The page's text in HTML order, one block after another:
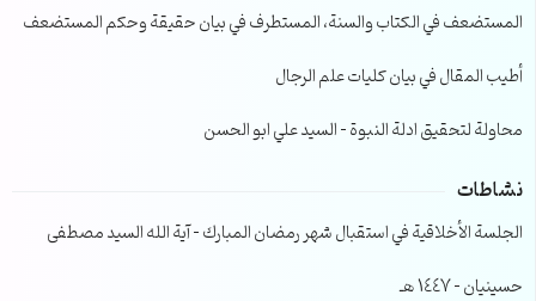
المستضعف في الكتاب والسنة، المستطرف في بيان حقيقة وحكم المستضعف
أطيب المقال في بيان كليات علم الرجال
محاولة لتحقيق ادلة النبوة – السيد علي ابو الحسن
نشاطات
الجلسة الأخلاقية في استقبال شهر رمضان المبارك – آية الله السيد مصطفى
حسينيان – 1447 هـ